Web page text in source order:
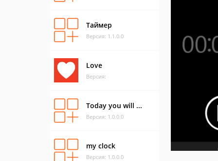
Таймер
Версия: 1.1.0.0
Love
Версия:
Today you will ...
Версия: 1.0.0.0
my clock
Версия: 1.0.0.0